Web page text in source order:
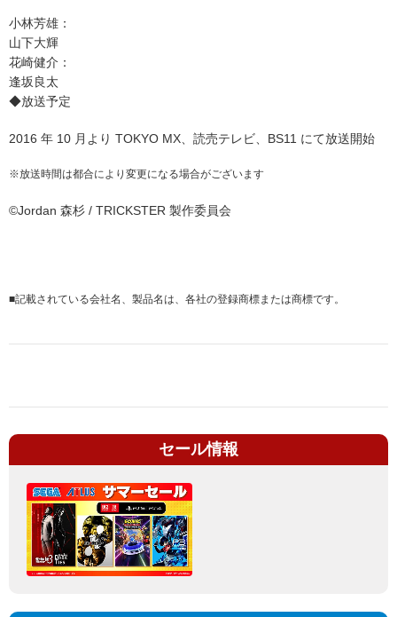
小林芳雄：
山下大輝
花崎健介：
逢坂良太
◆放送予定
2016 年 10 月より TOKYO MX、読売テレビ、BS11 にて放送開始
※放送時間は都合により変更になる場合がございます
©Jordan 森杉 / TRICKSTER 製作委員会
■記載されている会社名、製品名は、各社の登録商標または商標です。
セール情報